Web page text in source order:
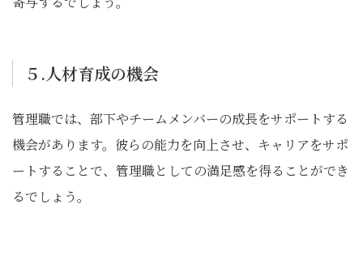
５.人材育成の機会
管理職では、部下やチームメンバーの成長をサポートする
機会があります。彼らの能力を向上させ、キャリアをサポ
ートすることで、管理職としての満足感を得ることができ
るでしょう。